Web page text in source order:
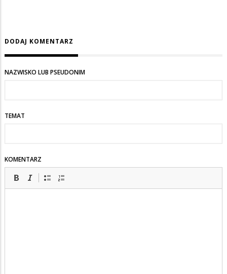
DODAJ KOMENTARZ
NAZWISKO LUB PSEUDONIM
TEMAT
KOMENTARZ